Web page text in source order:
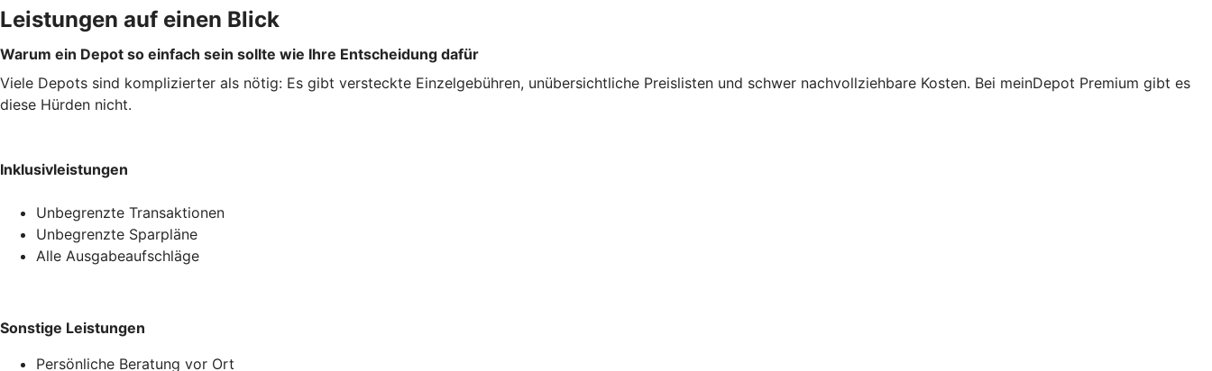
Leistungen auf einen Blick
Warum ein Depot so einfach sein sollte wie Ihre Entscheidung dafür
Viele Depots sind komplizierter als nötig: Es gibt versteckte Einzelgebühren, unübersichtliche Preislisten und schwer nachvollziehbare Kosten. Bei meinDepot Premium gibt es
diese Hürden nicht.
Inklusivleistungen
Unbegrenzte Transaktionen
Unbegrenzte Sparpläne
Alle Ausgabeaufschläge
Sonstige Leistungen
Persönliche Beratung vor Ort